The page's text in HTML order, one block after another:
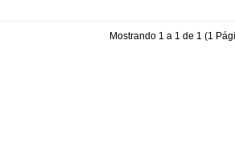
Mostrando 1 a 1 de 1 (1